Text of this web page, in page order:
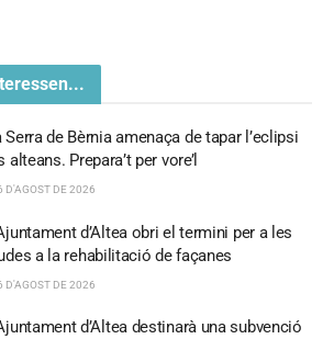
Serra de Bèrnia amenaça de tapar l’eclipsi
alteans. Prepara’t per vore’l
D'AGOST DE 2026
d’Altea obri el termini per a les
a la rehabilitació de façanes
D'AGOST DE 2026
d’Altea destinarà una subvenció